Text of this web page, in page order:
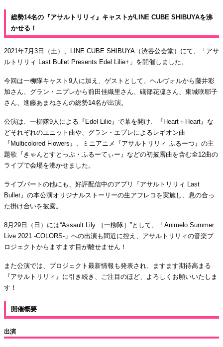
総勢14名の『アサルトリリィ』キャストがLINE CUBE SHIBUYAを沸
かせる！
2021年7月3日（土）、LINE CUBE SHIBUYA（渋谷公会堂）にて、「アサ
ルトリリィ Last Bullet Presents Edel Lilie+」を開催しました。
今回は一柳隊キャスト9人に加え、ゲストとして、ヘルヴォルから藤井彩
加さん、グラン・エプレから前田佳織里さん、礒部花凜さん、東城咲耶子
さん、進藤あまねさんの総勢14名が出演。
公演は、一柳隊9人による『Edel Lilie』で幕を開け、『Heart＋Heart』な
どそれぞれのユニット曲や、グラン・エプレによるレギオン曲
『Multicolored Flowers』、ミニアニメ『アサルトリリィ ふるーつ』の主
題歌『きゃんとすとっぷ・ふるーてぃー』などの初披露曲を含む全12曲の
ライブで会場を沸かせました。
ライブパートの他にも、好評配信中のアプリ『アサルトリリィ Last
Bullet』の本公演オリジナルストーリーの生アフレコを実施し、息の合っ
た掛け合いを披露。
8月29日（日）には“Assault Lily ［一柳隊］”として、「Animelo Summer
Live 2021 -COLORS-」への出演も間近に控え、アサルトリリィの音楽プ
ロジェクトからますます目が離せません！
また公演では、プロジェクト最新情報も発表され、ますます期待高まる
『アサルトリリィ』に引き続き、ご注目のほど、よろしくお願いいたしま
す！
開催概要
出演